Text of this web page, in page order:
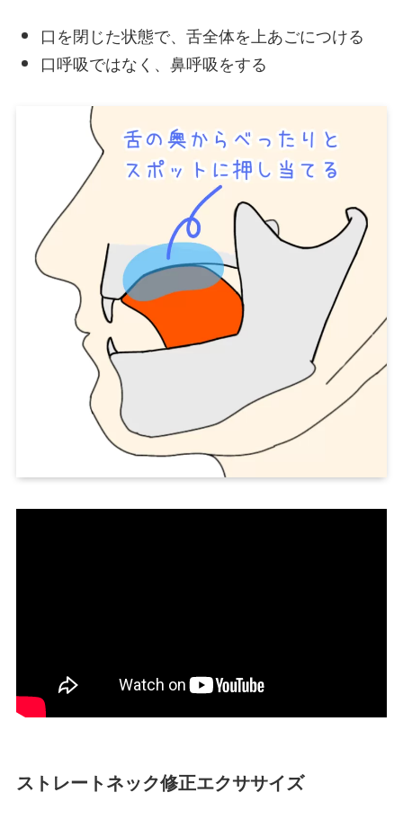
口を閉じた状態で、舌全体を上あごにつける
口呼吸ではなく、鼻呼吸をする
ストレートネック修正エクササイズ